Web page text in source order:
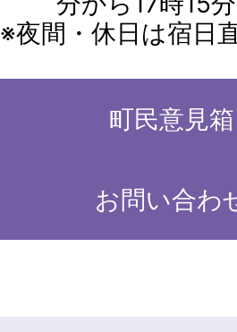
※夜間・休日は宿日
町民意見箱
お問い合わ